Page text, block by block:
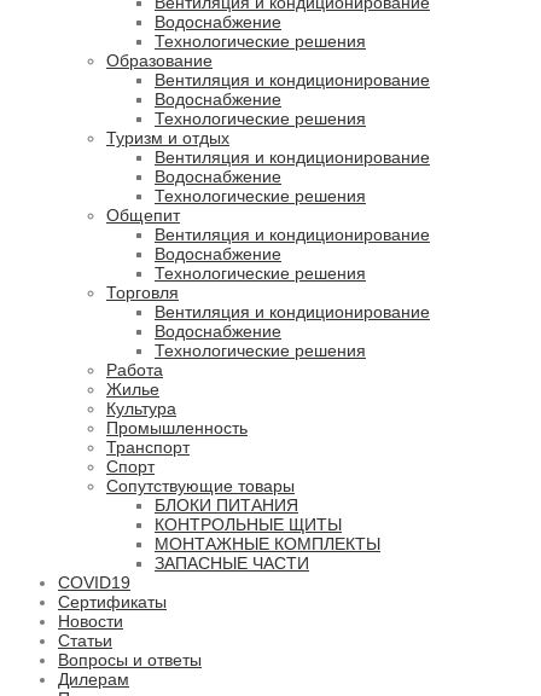
Водоснабжение
Технологические решения
Образование
Вентиляция и кондиционирование
Водоснабжение
Технологические решения
Туризм и отдых
Вентиляция и кондиционирование
Водоснабжение
Технологические решения
Общепит
Вентиляция и кондиционирование
Водоснабжение
Технологические решения
Торговля
Вентиляция и кондиционирование
Водоснабжение
Технологические решения
Работа
Жилье
Культура
Промышленность
Транспорт
Спорт
Сопутствующие товары
БЛОКИ ПИТАНИЯ
КОНТРОЛЬНЫЕ ЩИТЫ
МОНТАЖНЫЕ КОМПЛЕКТЫ
ЗАПАСНЫЕ ЧАСТИ
COVID19
Сертификаты
Новости
Статьи
Вопросы и ответы
Дилерам